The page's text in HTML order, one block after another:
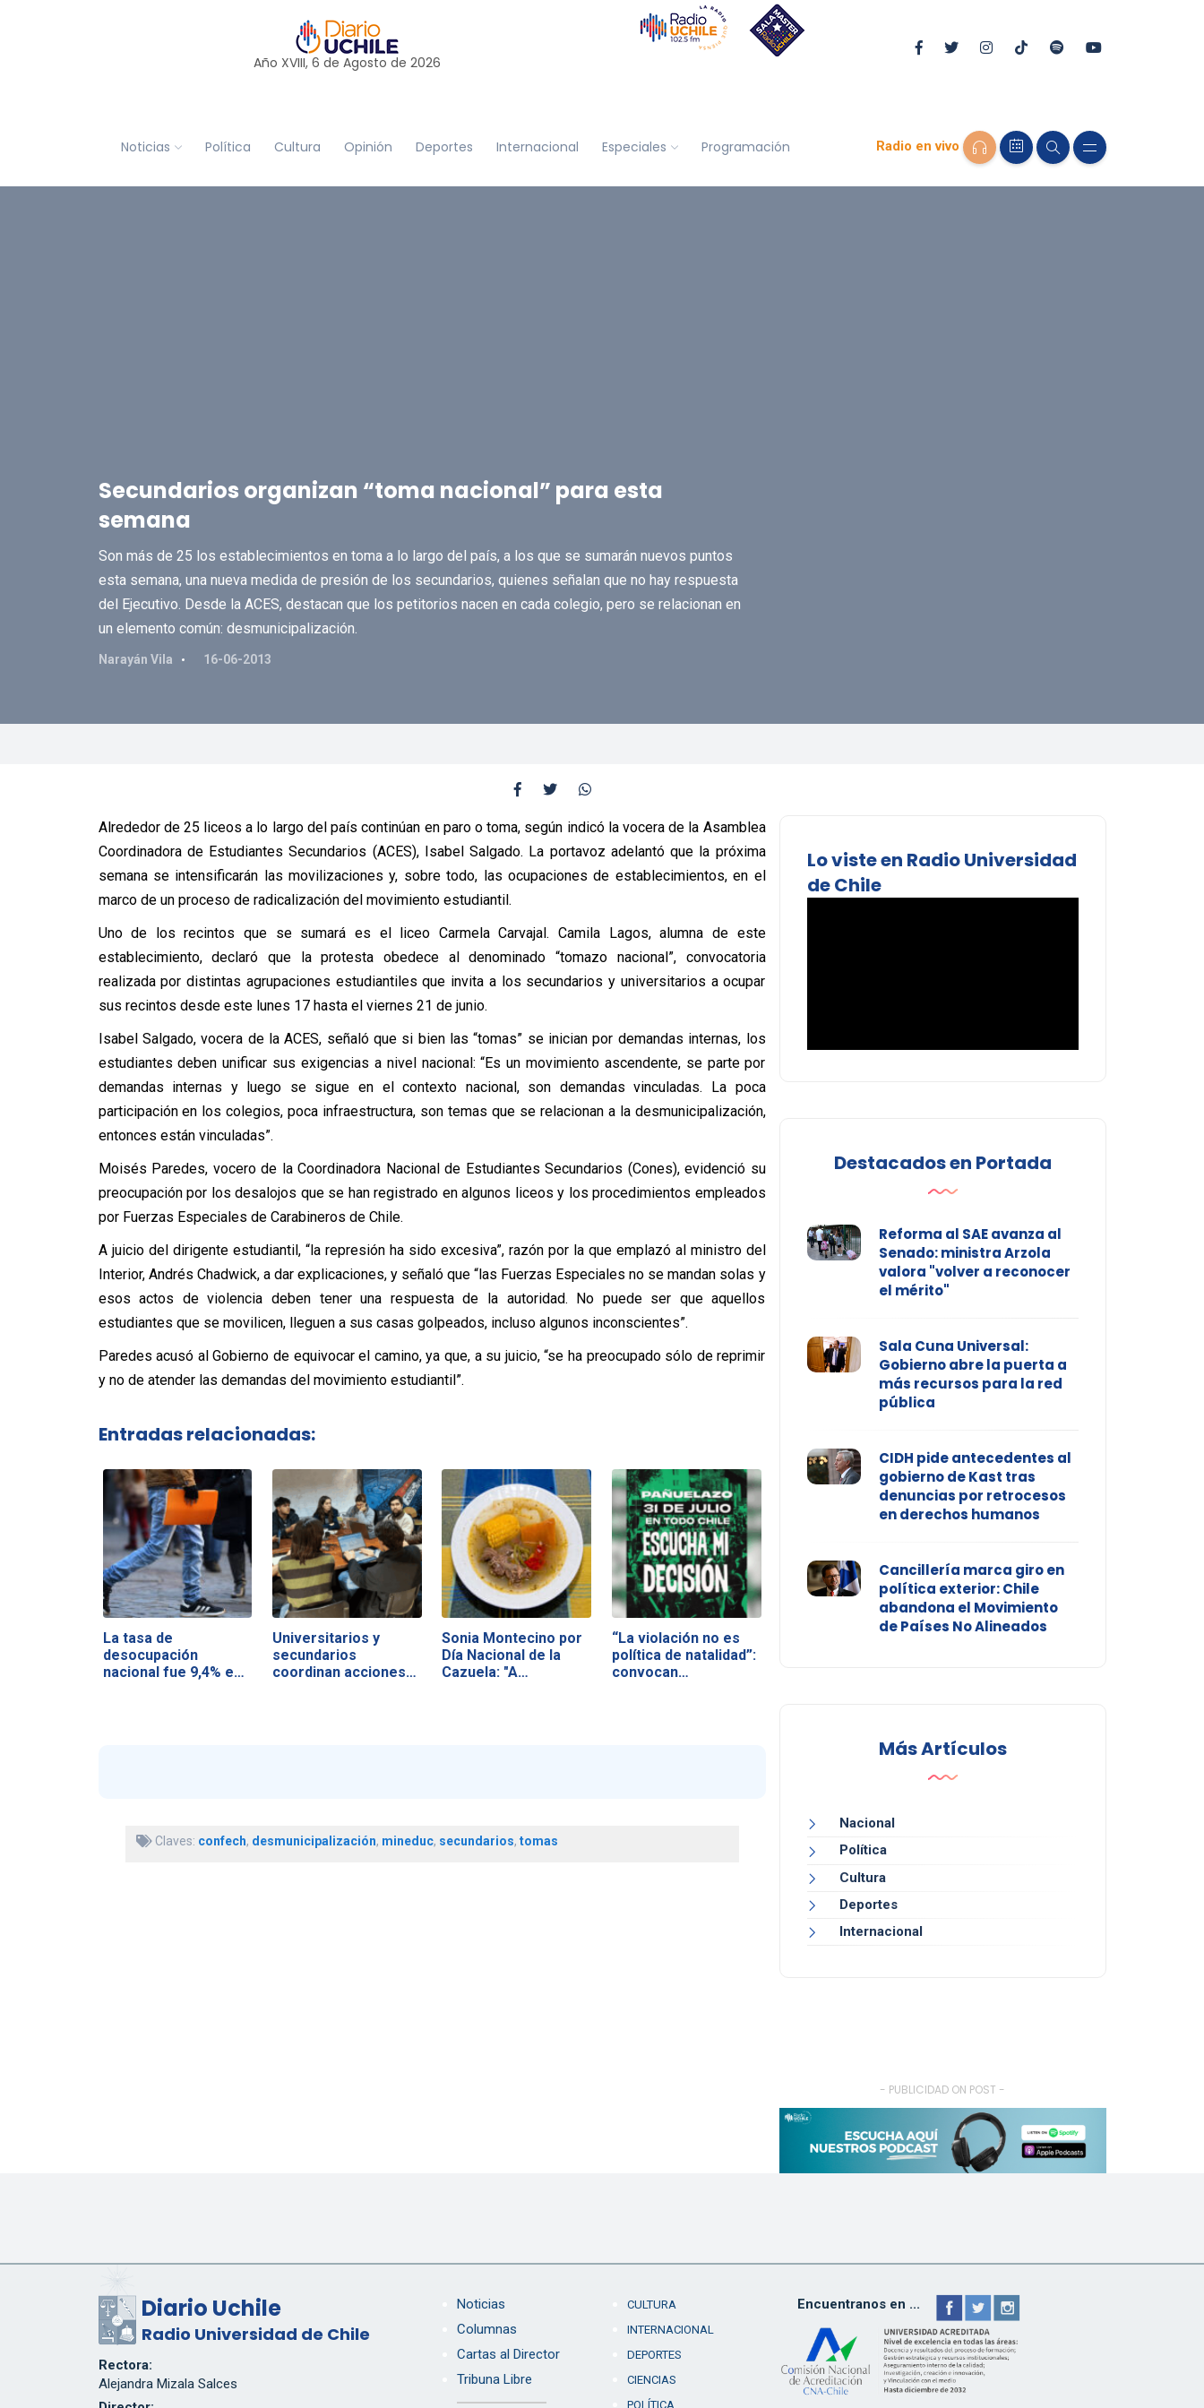
Año XVIII, 6 de Agosto de 2026
Noticias Política Cultura Opinión Deportes Internacional Especiales Programación Radio en vivo
Secundarios organizan “toma nacional” para esta
semana
Son más de 25 los establecimientos en toma a lo largo del país, a los que se sumarán nuevos puntos
esta semana, una nueva medida de presión de los secundarios, quienes señalan que no hay respuesta
del Ejecutivo. Desde la ACES, destacan que los petitorios nacen en cada colegio, pero se relacionan en
un elemento común: desmunicipalización.
Narayán Vila 16-06-2013
Alrededor de 25 liceos a lo largo del país continúan en paro o toma, según indicó la vocera de la Asamblea
Coordinadora de Estudiantes Secundarios (ACES), Isabel Salgado. La portavoz adelantó que la próxima
semana se intensificarán las movilizaciones y, sobre todo, las ocupaciones de establecimientos, en el
marco de un proceso de radicalización del movimiento estudiantil.
Uno de los recintos que se sumará es el liceo Carmela Carvajal. Camila Lagos, alumna de este
establecimiento, declaró que la protesta obedece al denominado “tomazo nacional”, convocatoria
realizada por distintas agrupaciones estudiantiles que invita a los secundarios y universitarios a ocupar
sus recintos desde este lunes 17 hasta el viernes 21 de junio.
Isabel Salgado, vocera de la ACES, señaló que si bien las “tomas” se inician por demandas internas, los
estudiantes deben unificar sus exigencias a nivel nacional: “Es un movimiento ascendente, se parte por
demandas internas y luego se sigue en el contexto nacional, son demandas vinculadas. La poca
participación en los colegios, poca infraestructura, son temas que se relacionan a la desmunicipalización,
entonces están vinculadas”.
Moisés Paredes, vocero de la Coordinadora Nacional de Estudiantes Secundarios (Cones), evidenció su
preocupación por los desalojos que se han registrado en algunos liceos y los procedimientos empleados
por Fuerzas Especiales de Carabineros de Chile.
A juicio del dirigente estudiantil, “la represión ha sido excesiva”, razón por la que emplazó al ministro del
Interior, Andrés Chadwick, a dar explicaciones, y señaló que “las Fuerzas Especiales no se mandan solas y
esos actos de violencia deben tener una respuesta de la autoridad. No puede ser que aquellos
estudiantes que se movilicen, lleguen a sus casas golpeados, incluso algunos inconscientes”.
Paredes acusó al Gobierno de equivocar el camino, ya que, a su juicio, “se ha preocupado sólo de reprimir
y no de atender las demandas del movimiento estudiantil”.
Entradas relacionadas:
La tasa de
desocupación
nacional fue 9,4% en
Universitarios y
secundarios
coordinan acciones…
Sonia Montecino por
Día Nacional de la
Cazuela: "A…
“La violación no es
política de natalidad”:
convocan…
Claves: confech, desmunicipalización, mineduc, secundarios, tomas
Lo viste en Radio Universidad
de Chile
Destacados en Portada
Reforma al SAE avanza al
Senado: ministra Arzola
valora "volver a reconocer
el mérito"
Sala Cuna Universal:
Gobierno abre la puerta a
más recursos para la red
pública
CIDH pide antecedentes al
gobierno de Kast tras
denuncias por retrocesos
en derechos humanos
Cancillería marca giro en
política exterior: Chile
abandona el Movimiento
de Países No Alineados
Más Artículos
Nacional
Política
Cultura
Deportes
Internacional
- PUBLICIDAD ON POST -
Diario Uchile
Radio Universidad de Chile
Rectora:
Alejandra Mizala Salces
Noticias
Columnas
Cartas al Director
Tribuna Libre
CULTURA
INTERNACIONAL
DEPORTES
CIENCIAS
POLÍTICA
Encuentranos en ...